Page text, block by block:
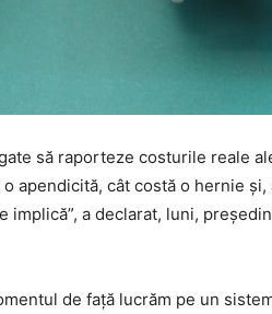
să raporteze costurile reale
apendicită, cât costă o hernie
a declarat, luni,
de față lucrăm pe un